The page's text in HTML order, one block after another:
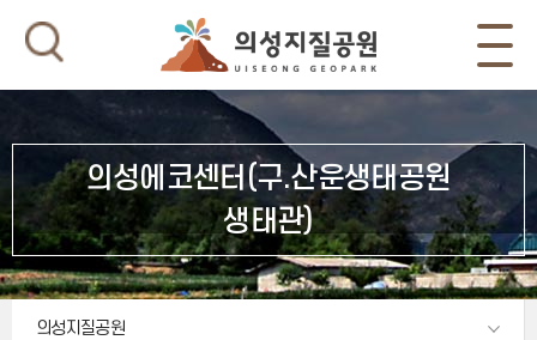
의성에코센터(구.산운생태공원
생태관)
의성지질공원